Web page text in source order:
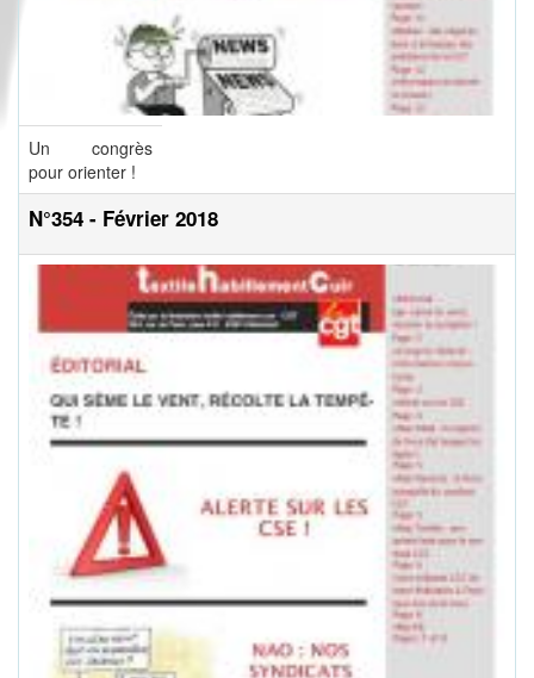
Un congrès
pour orienter !
N°354 - Février 2018